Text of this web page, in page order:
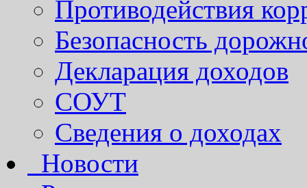
Противодействия
Безопасность
Декларация доходов
СОУТ
Сведения о доходах
Новости